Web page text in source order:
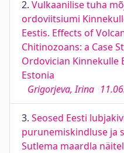
2. Vulkaanilise tuha
ordoviitsiumi
Eestis. Effects of
Chitinozoans: a Case
Ordovician Kinnekulle
Estonia
Grigorjeva, Irina
3. Seosed Eesti
purunemiskindluse ja
Sutlema maardla